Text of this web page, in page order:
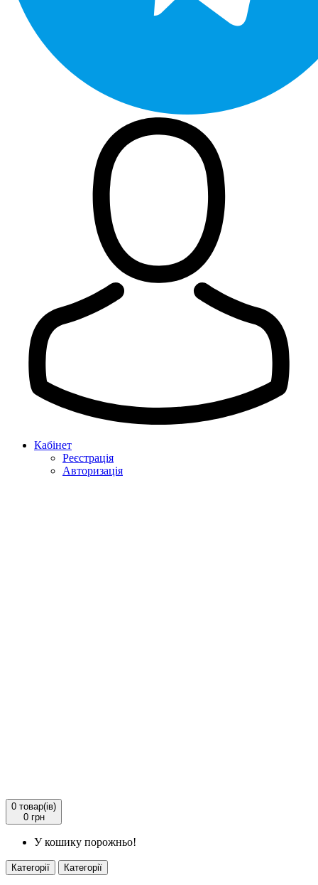
Кабінет
Реєстрація
Авторизація
0 товар(ів)
0 грн
У кошику порожньо!
Категорії Категорії